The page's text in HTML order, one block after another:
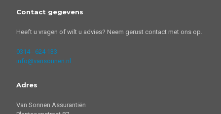
Contact gegevens
Heeft u vragen of wilt u advies? Neem gerust contact met ons op.
0314 - 624 133
info@vansonnen.nl
Adres
Van Sonnen Assurantiën